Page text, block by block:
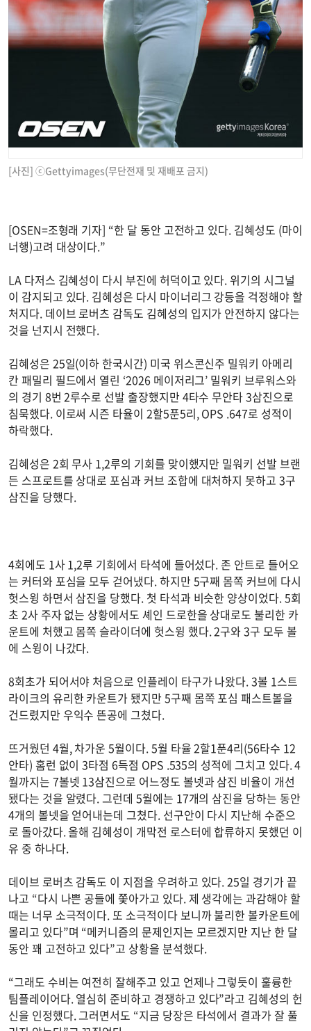
[사진] ⓒGettyimages(무단전재 및 재배포 금지)
[OSEN=조형래 기자] “한 달 동안 고전하고 있다. 김혜성도 (마이
너행)고려 대상이다.”
LA 다저스 김혜성이 다시 부진에 허덕이고 있다. 위기의 시그널
이 감지되고 있다. 김혜성은 다시 마이너리그 강등을 걱정해야 할
처지다. 데이브 로버츠 감독도 김혜성의 입지가 안전하지 않다는
것을 넌지시 전했다.
김혜성은 25일(이하 한국시간) 미국 위스콘신주 밀워키 아메리
칸 패밀리 필드에서 열린 ‘2026 메이저리그’ 밀워키 브루워스와
의 경기 8번 2루수로 선발 출장했지만 4타수 무안타 3삼진으로
침묵했다. 이로써 시즌 타율이 2할5푼5리, OPS .647로 성적이
하락했다.
김혜성은 2회 무사 1,2루의 기회를 맞이했지만 밀워키 선발 브랜
든 스프로트를 상대로 포심과 커브 조합에 대처하지 못하고 3구
삼진을 당했다.
4회에도 1사 1,2루 기회에서 타석에 들어섰다. 존 안트로 들어오
는 커터와 포심을 모두 걷어냈다. 하지만 5구째 몸쪽 커브에 다시
헛스윙 하면서 삼진을 당했다. 첫 타석과 비슷한 양상이었다. 5회
초 2사 주자 없는 상황에서도 셰인 드로한을 상대로도 불리한 카
운트에 처했고 몸쪽 슬라이더에 헛스윙 했다. 2구와 3구 모두 볼
에 스윙이 나갔다.
8회초가 되어서야 처음으로 인플레이 타구가 나왔다. 3볼 1스트
라이크의 유리한 카운트가 됐지만 5구째 몸쪽 포심 패스트볼을
건드렸지만 우익수 뜬공에 그쳤다.
뜨거웠던 4월, 차가운 5월이다. 5월 타율 2할1푼4리(56타수 12
안타) 홈런 없이 3타점 6득점 OPS .535의 성적에 그치고 있다. 4
월까지는 7볼넷 13삼진으로 어느정도 볼넷과 삼진 비율이 개선
됐다는 것을 알렸다. 그런데 5월에는 17개의 삼진을 당하는 동안
4개의 볼넷을 얻어내는데 그쳤다. 선구안이 다시 지난해 수준으
로 돌아갔다. 올해 김혜성이 개막전 로스터에 합류하지 못했던 이
유 중 하나다.
데이브 로버츠 감독도 이 지점을 우려하고 있다. 25일 경기가 끝
나고 “다시 나쁜 공들에 쫓아가고 있다. 제 생각에는 과감해야 할
때는 너무 소극적이다. 또 소극적이다 보니까 불리한 볼카운트에
몰리고 있다”며 “메커니즘의 문제인지는 모르겠지만 지난 한 달
동안 꽤 고전하고 있다”고 상황을 분석했다.
“그래도 수비는 여전히 잘해주고 있고 언제나 그렇듯이 훌륭한
팀플레이어다. 열심히 준비하고 경쟁하고 있다”라고 김혜성의 헌
신을 인정했다. 그러면서도 “지금 당장은 타석에서 결과가 잘 풀